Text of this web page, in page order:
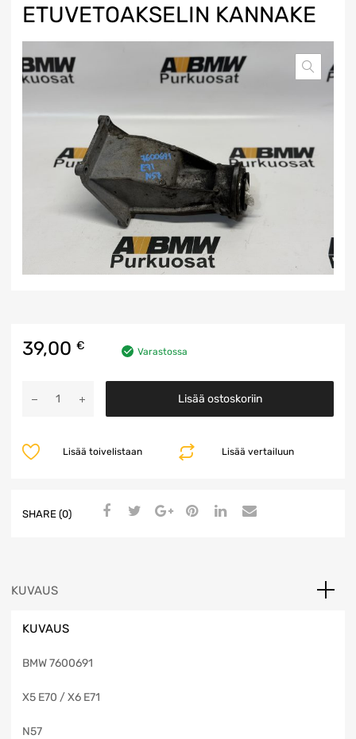
ETUVETOAKSELIN KANNAKE
39,00 € Varastossa
kannake
Lisää ostoskoriin
Lisää vertailuun
Lisää toivelistaan
SHARE (0)
KUVAUS
KUVAUS
BMW 7600691
X5 E70 / X6 E71
N57